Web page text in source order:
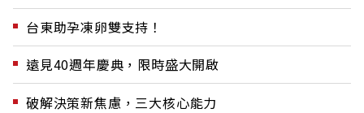
台東助孕凍卵雙支持！
遠見40週年慶典，限時盛大開啟
破解決策新焦慮，三大核心能力